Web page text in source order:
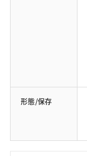
形態/保存